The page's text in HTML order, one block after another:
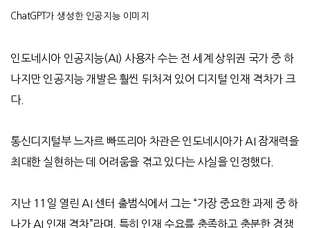
ChatGPT가생성한 인공지능 이미지
인도네시아 인공지능(AI) 사용자 수는 전 세계 상위권 국가 중 하
나지만 인공지능 개발은 훨씬 뒤처져 있어 디지털 인재 격차가 크
다.
통신디지털부 느자르 빠뜨리아 차관은 인도네시아가AI 잠재력을
최대한 실현하는 데 어려움을 겪고 있다는 사실을 인정했다.
지난 11 일 열린 AI 센터 출범식에서 그는 “가장 중요한 과제 중 하
나가AI 인재 격차”라며
특히 인재 수요를 충족하고 충분한 경쟁